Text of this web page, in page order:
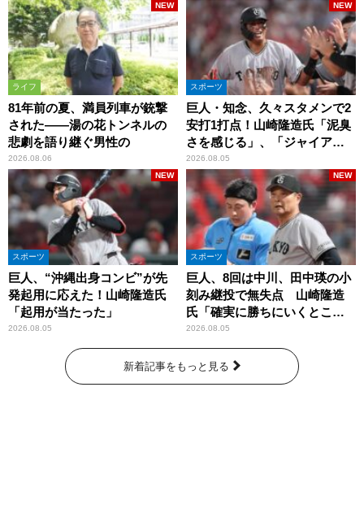
ライフ
81年前の夏、満員列車が銃撃
された――湯の花トンネルの
悲劇を語り継ぐ男性の
2026.08.06
NEW
スポーツ
巨人・知念、久々スタメンで2
安打1打点！山崎隆造氏「泥臭
さを感じる」、「ジャイアン
ツには少ないタイプ」
2026.08.05
NEW
スポーツ
巨人、“沖縄出身コンビ”が先
発起用に応えた！山崎隆造氏
「起用が当たった」
2026.08.05
NEW
スポーツ
巨人、8回は中川、田中瑛の小
刻み継投で無失点 山崎隆造
氏「確実に勝ちにいくとこ
ろ」
2026.08.05
NEW
新着記事をもっと見る